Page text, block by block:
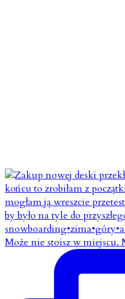
Może nie stoisz w miejscu.